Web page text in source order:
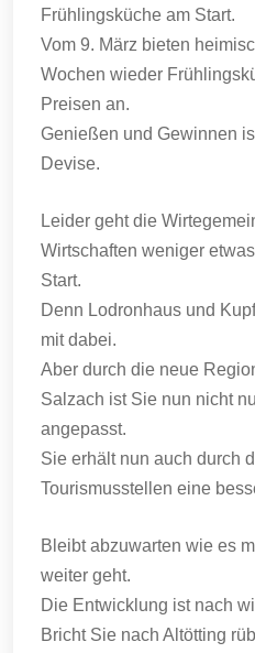
Frühlingsküche am Start.
Vom 9. März bieten
Wochen wieder
Preisen an.
Genießen und Gewinnen
Devise.
Leider geht die
Wirtschaften weniger
Start.
Denn Lodronhaus und
mit dabei.
Aber durch die neue
Salzach ist Sie nun nicht
angepasst.
Sie erhält nun auch durch
Tourismusstellen eine
Bleibt abzuwarten wie es
weiter geht.
Die Entwicklung ist nach
Bricht Sie nach Altötting